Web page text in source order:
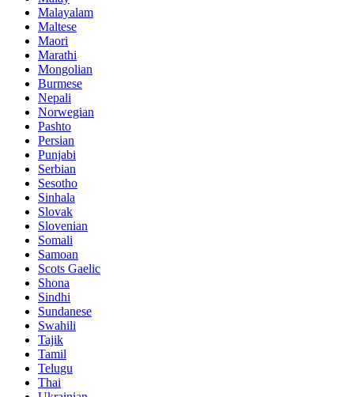
Malayalam
Maltese
Maori
Marathi
Mongolian
Burmese
Nepali
Norwegian
Pashto
Persian
Punjabi
Serbian
Sesotho
Sinhala
Slovak
Slovenian
Somali
Samoan
Scots Gaelic
Shona
Sindhi
Sundanese
Swahili
Tajik
Tamil
Telugu
Thai